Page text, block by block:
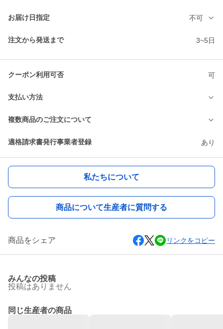
お届け日指定 不可
注文から発送まで 3~5日
クーポン利用可否 可
支払い方法
複数商品のご注文について
適格請求書発行事業者登録 あり
私たちについて
商品について生産者に質問する
商品をシェア リンクをコピー
みんなの投稿
投稿はありません
同じ生産者の商品